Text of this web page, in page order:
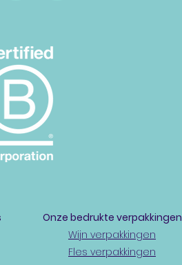
Onze bedrukte verpakkingen
Wijn verpakkingen
Fles verpakkingen